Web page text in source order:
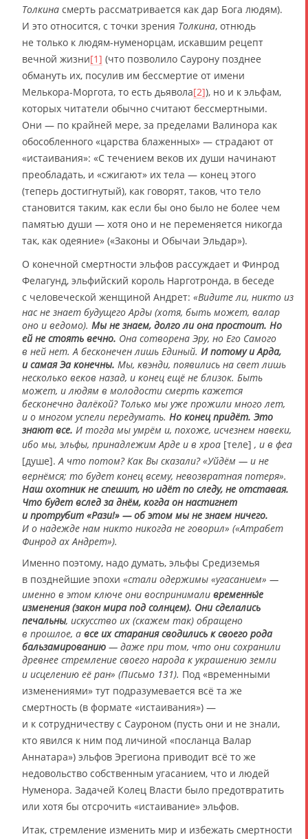
Толкина смерть рассматривается как дар Бога людям).
И это относится, с точки зрения Толкина, отнюдь
не только к людям-нуменорцам, искавшим рецепт
вечной жизни[1] (что позволило Саурону позднее
обмануть их, посулив им бессмертие от имени
Мелькора-Моргота, то есть дьявола[2]), но и к эльфам,
которых читатели обычно считают бессмертными.
Они — по крайней мере, за пределами Валинора как
обособленного «царства блаженных» ― страдают от
«истаивания»: «С течением веков их души начинают
преобладать, и «сжигают» их тела ― конец этого
(теперь достигнутый), как говорят, таков, что тело
становится таким, как если бы оно было не более чем
памятью души ― хотя оно и не переменяется никогда
так, как одеяние» («Законы и Обычаи Эльдар»).
О конечной смертности эльфов рассуждает и Финрод
Фелагунд, эльфийский король Нарготронда, в беседе
с человеческой женщиной Андрет: «Видите ли, никто из
нас не знает будущего Арды (хотя, быть может, валар
оно и ведомо). Мы не знаем, долго ли она простоит. Но
ей не стоять вечно. Она сотворена Эру, но Его Самого
в ней нет. А бесконечен лишь Единый. И потому и Арда,
и самая Эа конечны. Мы, квэнди, появились на свет лишь
несколько веков назад, и конец ещё не близок. Быть
может, и людям в молодости смерть кажется
бесконечно далёкой? Только мы уже прожили много лет,
и о многом успели передумать. Но конец придёт. Это
знают все. И тогда мы умрём и, похоже, исчезнем навеки,
ибо мы, эльфы, принадлежим Арде и в хроа [теле] , и в феа
[душе].А что потом? Как Вы сказали? «Уйдём ― и не
вернёмся; то будет конец всему, невозвратная потеря».
Наш охотник не спешит, но идёт по следу, не отставая.
Что будет вслед за днём, когда он настигнет
и протрубит «Рази!» ― об этом мы не знаем ничего.
И о надежде нам никто никогда не говорил» («Атрабет
Финрод ах Андрет»).
Именно поэтому, надо думать, эльфы Средиземья
в позднейшие эпохи «стали одержимы «угасанием» —
именно в этом ключе они воспринимали временны́е
изменения (закон мира под солнцем). Они сделались
печальны, искусство их (скажем так) обращено
в прошлое, а все их старания сводились к своего рода
бальзамированию — даже при том, что они сохранили
древнее стремление своего народа к украшению земли
и исцелению её ран» (Письмо 131). Под «временными
изменениями» тут подразумевается всё та же
смертность (в формате «истаивания») —
и к сотрудничеству с Сауроном (пусть они и не знали,
кто явился к ним под личиной «посланца Валар
Аннатара») эльфов Эрегиона приводит всё то же
недовольство собственным угасанием, что и людей
Нуменора. Задачей Колец Власти было предотвратить
или хотя бы отсрочить «истаивание» эльфов.
Итак, стремление изменить мир и избежать смертности